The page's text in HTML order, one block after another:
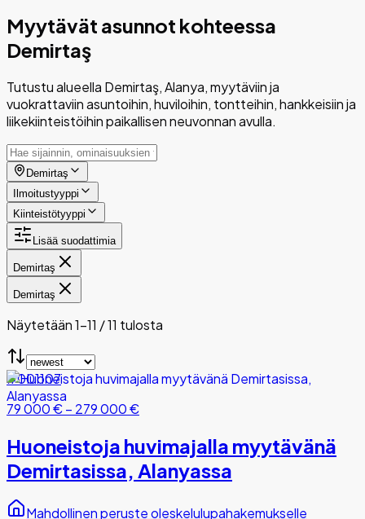
Myytävät asunnot kohteessa
Demirtaş
Tutustu alueella Demirtaş, Alanya, myytäviin ja
vuokrattaviin asuntoihin, huviloihin, tontteihin, hankkeisiin ja
liikekiinteistöihin paikallisen neuvonnan avulla.
Demirtaş
Ilmoitustyyppi
Kiinteistötyyppi
Lisää suodattimia
Demirtaş
Demirtaş
Näytetään 1-11 / 11 tulosta
#001107
79 000 €– 279 000 €
Huoneistoja huvimajalla myytävänä
Demirtasissa, Alanyassa
Mahdollinen peruste oleskelulupahakemukselle